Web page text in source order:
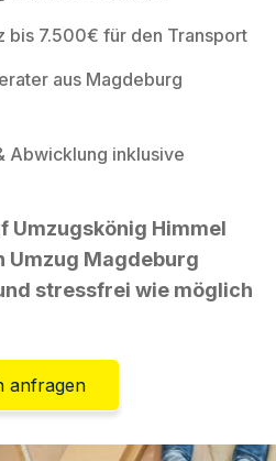
bis 7.500€ für den Transport
aus Magdeburg
Abwicklung inklusive
Umzugskönig Himmel
Umzug Magdeburg
stressfrei wie möglich
anfragen